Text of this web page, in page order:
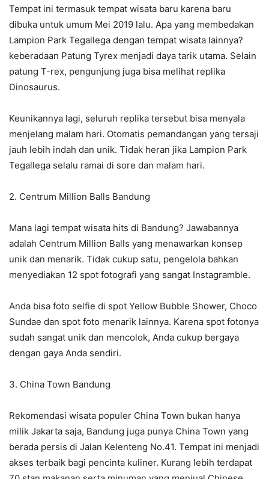
Tempat ini termasuk tempat wisata baru karena baru
dibuka untuk umum Mei 2019 lalu. Apa yang membedakan
Lampion Park Tegallega dengan tempat wisata lainnya?
keberadaan Patung Tyrex menjadi daya tarik utama. Selain
patung T-rex, pengunjung juga bisa melihat replika
Dinosaurus.
Keunikannya lagi, seluruh replika tersebut bisa menyala
menjelang malam hari. Otomatis pemandangan yang tersaji
jauh lebih indah dan unik. Tidak heran jika Lampion Park
Tegallega selalu ramai di sore dan malam hari.
2. Centrum Million Balls Bandung
Mana lagi tempat wisata hits di Bandung? Jawabannya
adalah Centrum Million Balls yang menawarkan konsep
unik dan menarik. Tidak cukup satu, pengelola bahkan
menyediakan 12 spot fotografi yang sangat Instagramble.
Anda bisa foto selfie di spot Yellow Bubble Shower, Choco
Sundae dan spot foto menarik lainnya. Karena spot fotonya
sudah sangat unik dan mencolok, Anda cukup bergaya
dengan gaya Anda sendiri.
3. China Town Bandung
Rekomendasi wisata populer China Town bukan hanya
milik Jakarta saja, Bandung juga punya China Town yang
berada persis di Jalan Kelenteng No.41. Tempat ini menjadi
akses terbaik bagi pencinta kuliner. Kurang lebih terdapat